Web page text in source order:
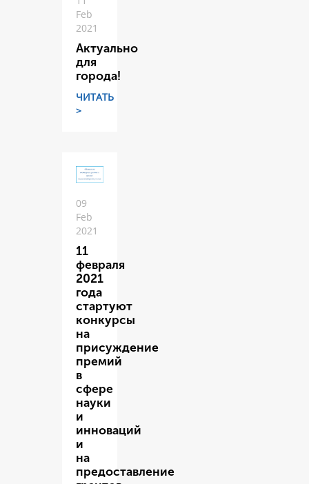
Feb
2021
Актуально
для
города!
ЧИТАТЬ
>
09
Feb
2021
11
февраля
2021
года
стартуют
конкурсы
на
присуждение
премий
в
сфере
науки
и
инноваций
и
на
предоставление